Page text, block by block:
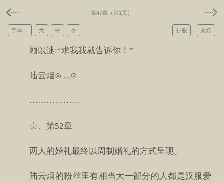
第47章（第1页）
关灯
护眼
字体： 大 中 小
顾以逑:“求我我就告诉你！”
陆云烟⊙﹏⊙
………………
☆、第52章
两人的婚礼最终以周制婚礼的方式呈现。
陆云烟的粉丝里有相当大一部分的人都是汉服爱